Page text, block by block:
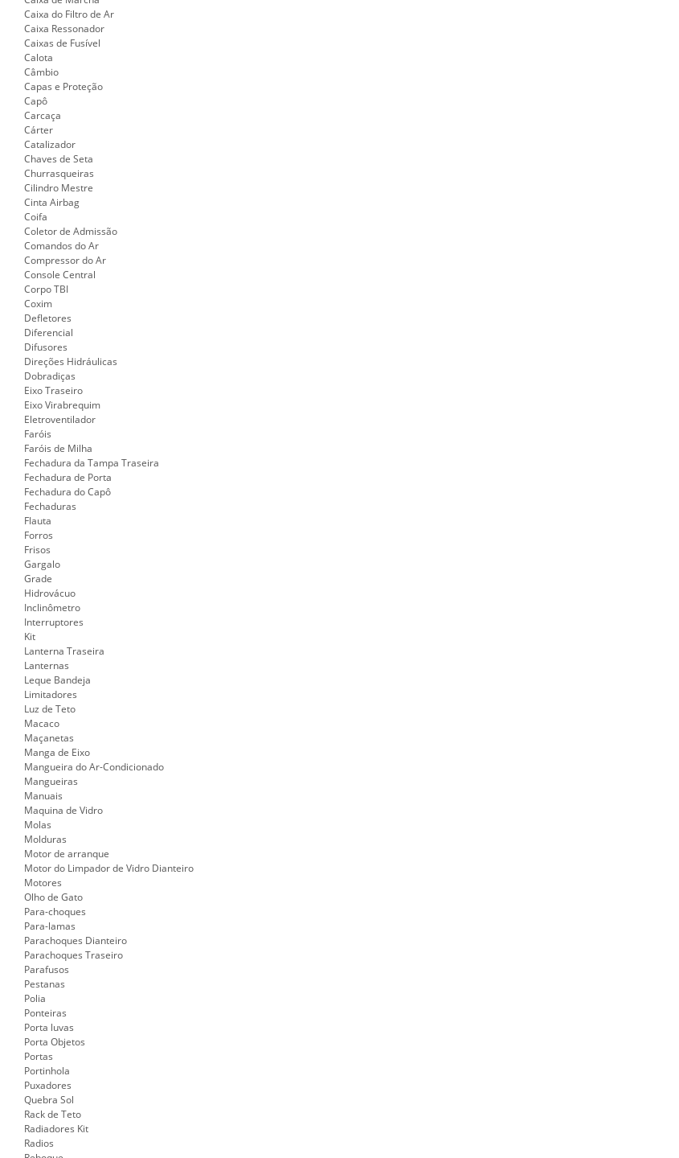
Caixa do Filtro de Ar
Caixa Ressonador
Caixas de Fusível
Calota
Câmbio
Capas e Proteção
Capô
Carcaça
Cárter
Catalizador
Chaves de Seta
Churrasqueiras
Cilindro Mestre
Cinta Airbag
Coifa
Coletor de Admissão
Comandos do Ar
Compressor do Ar
Console Central
Corpo TBI
Coxim
Defletores
Diferencial
Difusores
Direções Hidráulicas
Dobradiças
Eixo Traseiro
Eixo Virabrequim
Eletroventilador
Faróis
Faróis de Milha
Fechadura da Tampa Traseira
Fechadura de Porta
Fechadura do Capô
Fechaduras
Flauta
Forros
Frisos
Gargalo
Grade
Hidrovácuo
Inclinômetro
Interruptores
Kit
Lanterna Traseira
Lanternas
Leque Bandeja
Limitadores
Luz de Teto
Macaco
Maçanetas
Manga de Eixo
Mangueira do Ar-Condicionado
Mangueiras
Manuais
Maquina de Vidro
Molas
Molduras
Motor de arranque
Motor do Limpador de Vidro Dianteiro
Motores
Olho de Gato
Para-choques
Para-lamas
Parachoques Dianteiro
Parachoques Traseiro
Parafusos
Pestanas
Polia
Ponteiras
Porta luvas
Porta Objetos
Portas
Portinhola
Puxadores
Quebra Sol
Rack de Teto
Radiadores Kit
Radios